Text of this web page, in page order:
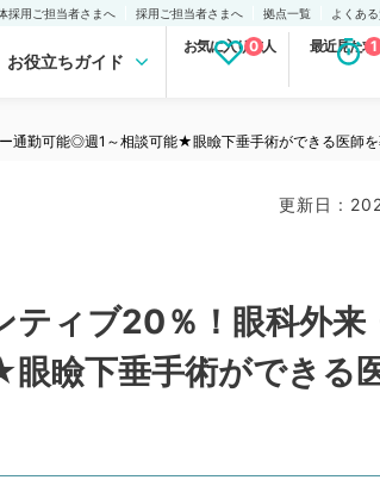
採用ご担当者さまへ 採用ご担当者さまへ 拠点一覧 よくあ
お役立ちガイド
お気に入り求人
0 最近見た求1
勤可能◎週1～相談可能★眼瞼下垂手術ができる医師を
更新日 :
ティブ20％！眼科外来
瞼下垂手術ができる